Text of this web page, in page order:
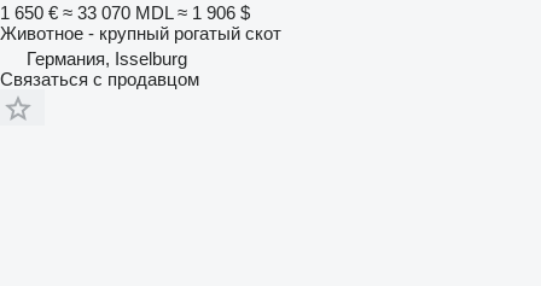
1 650 € ≈ 33 070 MDL ≈ 1 906 $
Животное - крупный рогатый скот
Германия, Isselburg
Связаться с продавцом